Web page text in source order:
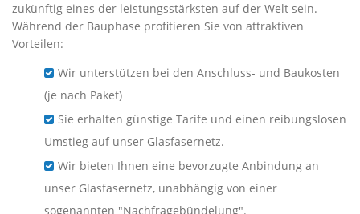
zukünftig eines der leistungsstärksten auf der Welt sein.
Während der Bauphase profitieren Sie von attraktiven
Vorteilen:
Wir unterstützen bei den Anschluss- und Baukosten
(je nach Paket)
Sie erhalten günstige Tarife und einen reibungslosen
Umstieg auf unser Glasfasernetz.
Wir bieten Ihnen eine bevorzugte Anbindung an
unser Glasfasernetz, unabhängig von einer
sogenannten "Nachfragebündelung".